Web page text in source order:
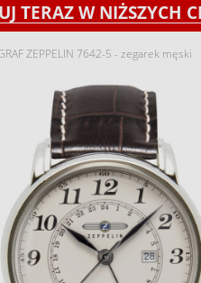
TERAZ W NIŻSZYCH
ZEPPELIN 7642-5 - zegarek męski